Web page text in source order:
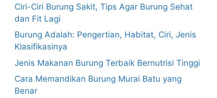
Ciri-Ciri Burung Sakit, Tips Agar Burung Sehat
dan Fit Lagi
Burung Adalah: Pengertian, Habitat, Ciri, Jenis
Klasifikasinya
Jenis Makanan Burung Terbaik Bernutrisi Tinggi
Cara Memandikan Burung Murai Batu yang
Benar